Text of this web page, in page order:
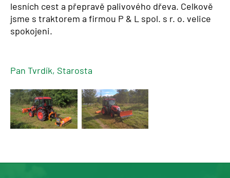
lesních cest a přepravě palivového dřeva. Celkově
jsme s traktorem a firmou P & L spol. s r. o. velice
spokojeni.
Pan Tvrdík, Starosta